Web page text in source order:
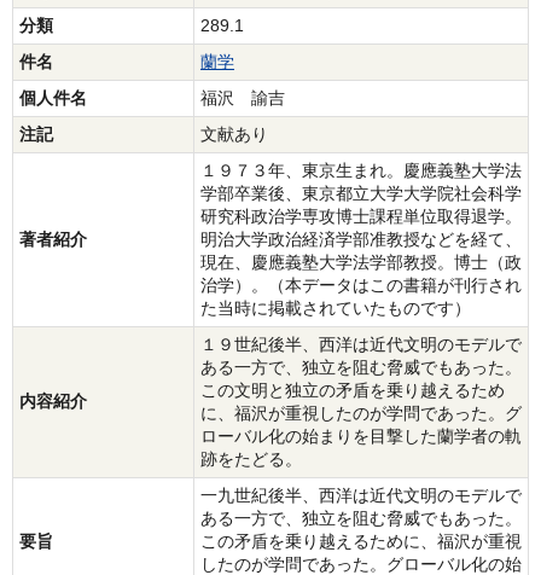
分類
289.1
件名
蘭学
個人件名
福沢 諭吉
注記
文献あり
著者紹介
１９７３年、東京生まれ。慶應義塾大学法
学部卒業後、東京都立大学大学院社会科学
研究科政治学専攻博士課程単位取得退学。
明治大学政治経済学部准教授などを経て、
現在、慶應義塾大学法学部教授。博士（政
治学）。（本データはこの書籍が刊行され
た当時に掲載されていたものです）
内容紹介
１９世紀後半、西洋は近代文明のモデルで
ある一方で、独立を阻む脅威でもあった。
この文明と独立の矛盾を乗り越えるため
に、福沢が重視したのが学問であった。グ
ローバル化の始まりを目撃した蘭学者の軌
跡をたどる。
要旨
一九世紀後半、西洋は近代文明のモデルで
ある一方で、独立を阻む脅威でもあった。
この矛盾を乗り越えるために、福沢が重視
したのが学問であった。グローバル化の始